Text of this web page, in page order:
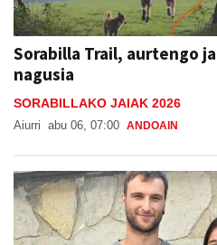
Sorabilla Trail, aurtengo
nagusia
SORABILLAKO JAIAK 2026
Aiurri abu 06, 07:00 ANDOAIN